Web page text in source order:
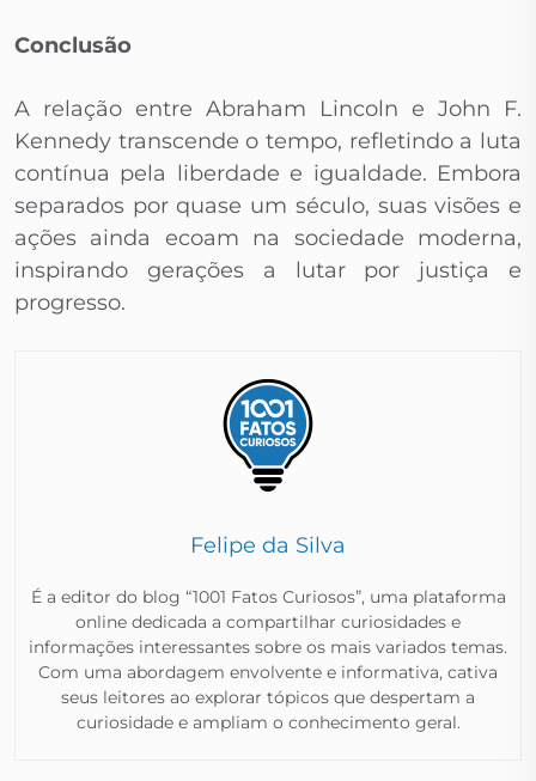
Conclusão
A relação entre Abraham Lincoln e John F.
Kennedy transcende o tempo, refletindo a luta
contínua pela liberdade e igualdade. Embora
separados por quase um século, suas visões e
ações ainda ecoam na sociedade moderna,
inspirando gerações a lutar por justiça e
progresso.
Felipe da Silva
É a editor do blog “1001 Fatos Curiosos”, uma plataforma
online dedicada a compartilhar curiosidades e
informações interessantes sobre os mais variados temas.
Com uma abordagem envolvente e informativa, cativa
seus leitores ao explorar tópicos que despertam a
curiosidade e ampliam o conhecimento geral.​